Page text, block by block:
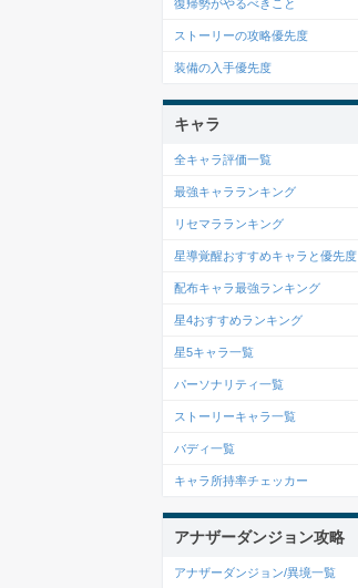
復帰勢がやるべきこと
ストーリーの攻略優先度
装備の入手優先度
キャラ
全キャラ評価一覧
最強キャラランキング
リセマラランキング
星導覚醒おすすめキャラと優先度
配布キャラ最強ランキング
星4おすすめランキング
星5キャラ一覧
パーソナリティ一覧
ストーリーキャラ一覧
バディ一覧
キャラ所持率チェッカー
アナザーダンジョン攻略
アナザーダンジョン/異境一覧